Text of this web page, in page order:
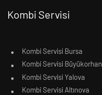
Kombi Servisi
Kombi Servisi Bursa
Kombi Servisi Büyükorhan
Kombi Servisi Yalova
Kombi Servisi Altınova